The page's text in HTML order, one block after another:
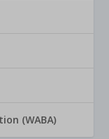
(WABA)